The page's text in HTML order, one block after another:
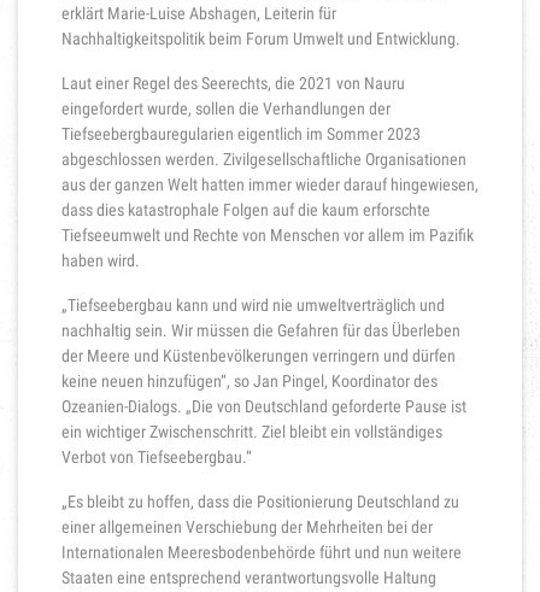
erklärt Marie-Luise Abshagen, Leiterin für
Nachhaltigkeitspolitik beim Forum Umwelt und Entwicklung.
Laut einer Regel des Seerechts, die 2021 von Nauru
eingefordert wurde, sollen die Verhandlungen der
Tiefseebergbauregularien eigentlich im Sommer 2023
abgeschlossen werden. Zivilgesellschaftliche Organisationen
aus der ganzen Welt hatten immer wieder darauf hingewiesen,
dass dies katastrophale Folgen auf die kaum erforschte
Tiefseeumwelt und Rechte von Menschen vor allem im Pazifik
haben wird.
„Tiefseebergbau kann und wird nie umweltverträglich und
nachhaltig sein. Wir müssen die Gefahren für das Überleben
der Meere und Küstenbevölkerungen verringern und dürfen
keine neuen hinzufügen“, so Jan Pingel, Koordinator des
Ozeanien-Dialogs. „Die von Deutschland geforderte Pause ist
ein wichtiger Zwischenschritt. Ziel bleibt ein vollständiges
Verbot von Tiefseebergbau.“
„Es bleibt zu hoffen, dass die Positionierung Deutschland zu
einer allgemeinen Verschiebung der Mehrheiten bei der
Internationalen Meeresbodenbehörde führt und nun weitere
Staaten eine entsprechend verantwortungsvolle Haltung